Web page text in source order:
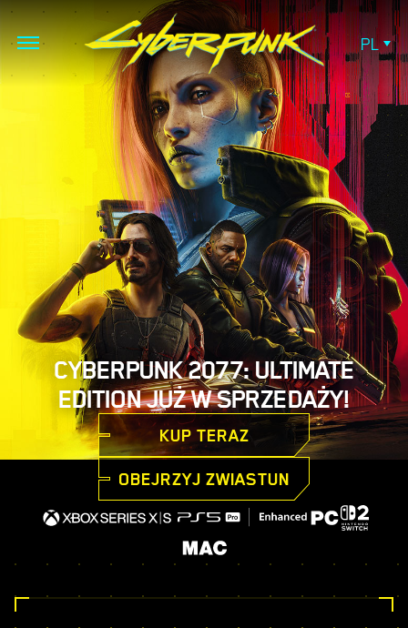
PL
CYBERPUNK 2077: ULTIMATE
EDITION JUŻ W SPRZEDAŻY!
KUP TERAZ
OBEJRZYJ ZWIASTUN